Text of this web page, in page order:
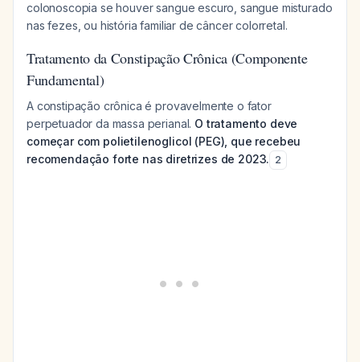
colonoscopia se houver sangue escuro, sangue misturado
nas fezes, ou história familiar de câncer colorretal.
Tratamento da Constipação Crônica (Componente
Fundamental)
A constipação crônica é provavelmente o fator
perpetuador da massa perianal. O tratamento deve
começar com polietilenoglicol (PEG), que recebeu
recomendação forte nas diretrizes de 2023. 2